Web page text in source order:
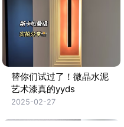
替你们试过了！微晶水泥
艺术漆真的yyds
2025-02-27